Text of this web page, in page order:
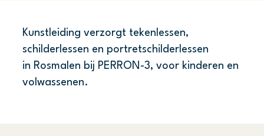
Kunstleiding verzorgt tekenlessen,
schilderlessen en portretschilderlessen
in Rosmalen bij PERRON-3, voor kinderen en
volwassenen.